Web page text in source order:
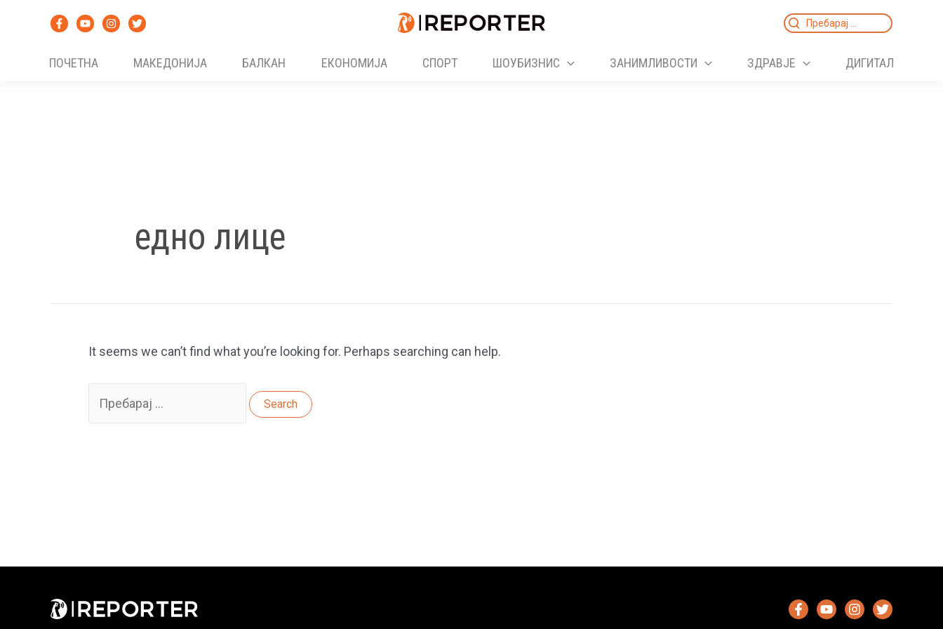
Search
ПОЧЕТНА
МАКЕДОНИЈА БАЛКАН ЕКОНОМИЈА СПОРТ ШОУБИЗНИС ЗАНИМЛИВОСТИ ЗДРАВЈЕ ДИГИТАЛ
едно лице
It seems we can’t find what you’re looking for. Perhaps searching can help.
for: